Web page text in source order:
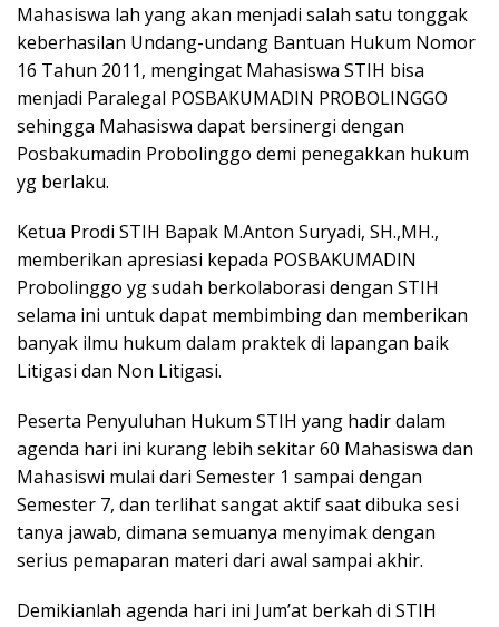
Mahasiswa lah yang akan menjadi salah satu tonggak
keberhasilan Undang-undang Bantuan Hukum Nomor
16 Tahun 2011, mengingat Mahasiswa STIH bisa
menjadi Paralegal POSBAKUMADIN PROBOLINGGO
sehingga Mahasiswa dapat bersinergi dengan
Posbakumadin Probolinggo demi penegakkan hukum
yg berlaku.
Ketua Prodi STIH Bapak M.Anton Suryadi, SH.,MH.,
memberikan apresiasi kepada POSBAKUMADIN
Probolinggo yg sudah berkolaborasi dengan STIH
selama ini untuk dapat membimbing dan memberikan
banyak ilmu hukum dalam praktek di lapangan baik
Litigasi dan Non Litigasi.
Peserta Penyuluhan Hukum STIH yang hadir dalam
agenda hari ini kurang lebih sekitar 60 Mahasiswa dan
Mahasiswi mulai dari Semester 1 sampai dengan
Semester 7, dan terlihat sangat aktif saat dibuka sesi
tanya jawab, dimana semuanya menyimak dengan
serius pemaparan materi dari awal sampai akhir.
Demikianlah agenda hari ini Jum’at berkah di STIH